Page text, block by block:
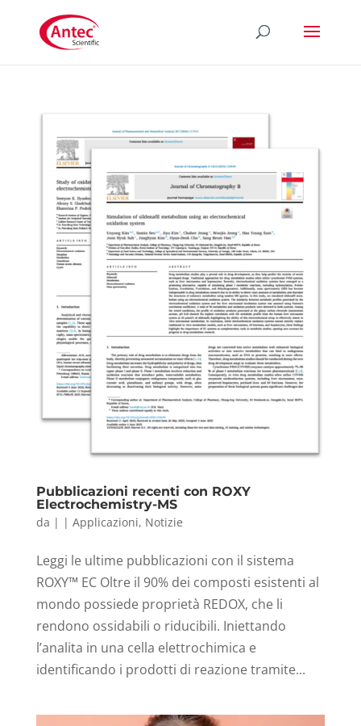
Pubblicazioni recenti con ROXY
Electrochemistry-MS
da | | Applicazioni, Notizie
Leggi le ultime pubblicazioni con il sistema
ROXY™ EC Oltre il 90% dei composti esistenti al
mondo possiede proprietà REDOX, che li
rendono ossidabili o riducibili. Iniettando
l’analita in una cella elettrochimica e
identificando i prodotti di reazione tramite...